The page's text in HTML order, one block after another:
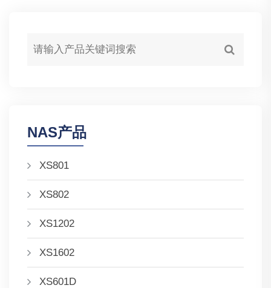
NAS产品
XS801
XS802
XS1202
XS1602
XS601D